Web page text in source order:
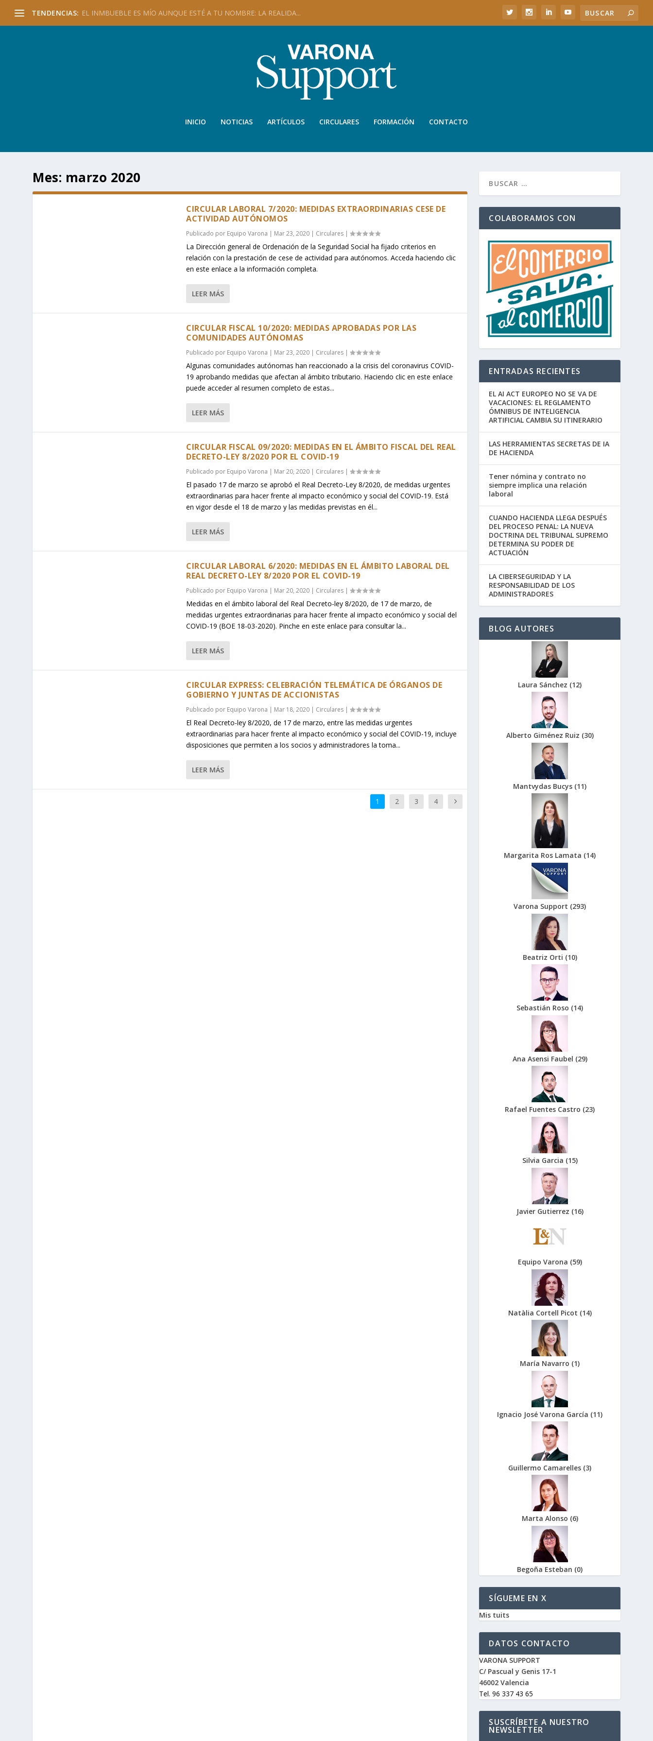
TENDENCIAS: EL INMBUEBLE ES MÍO AUNQUE ESTÉ A TU NOMBRE: LA REALIDA...
INICIO NOTICIAS ARTÍCULOS CIRCULARES FORMACIÓN CONTACTO
Mes: marzo 2020
CIRCULAR LABORAL 7/2020: MEDIDAS EXTRAORDINARIAS CESE DE
ACTIVIDAD AUTÓNOMOS
Publicado por Equipo Varona | Mar 23, 2020 | Circulares |
La Dirección general de Ordenación de la Seguridad Social ha fijado criterios en
relación con la prestación de cese de actividad para autónomos. Acceda haciendo clic
en este enlace a la información completa.
LEER MÁS
CIRCULAR FISCAL 10/2020: MEDIDAS APROBADAS POR LAS
COMUNIDADES AUTÓNOMAS
Publicado por Equipo Varona | Mar 23, 2020 | Circulares |
Algunas comunidades autónomas han reaccionado a la crisis del coronavirus COVID-
19 aprobando medidas que afectan al ámbito tributario. Haciendo clic en este enlace
puede acceder al resumen completo de estas...
LEER MÁS
CIRCULAR FISCAL 09/2020: MEDIDAS EN EL ÁMBITO FISCAL DEL REAL
DECRETO-LEY 8/2020 POR EL COVID-19
Publicado por Equipo Varona | Mar 20, 2020 | Circulares |
El pasado 17 de marzo se aprobó el Real Decreto-Ley 8/2020, de medidas urgentes
extraordinarias para hacer frente al impacto económico y social del COVID-19. Está
en vigor desde el 18 de marzo y las medidas previstas en él...
LEER MÁS
CIRCULAR LABORAL 6/2020: MEDIDAS EN EL ÁMBITO LABORAL DEL
REAL DECRETO-LEY 8/2020 POR EL COVID-19
Publicado por Equipo Varona | Mar 20, 2020 | Circulares |
Medidas en el ámbito laboral del Real Decreto-ley 8/2020, de 17 de marzo, de
medidas urgentes extraordinarias para hacer frente al impacto económico y social del
COVID-19 (BOE 18-03-2020). Pinche en este enlace para consultar la...
LEER MÁS
CIRCULAR EXPRESS: CELEBRACIÓN TELEMÁTICA DE ÓRGANOS DE
GOBIERNO Y JUNTAS DE ACCIONISTAS
Publicado por Equipo Varona | Mar 18, 2020 | Circulares |
El Real Decreto-ley 8/2020, de 17 de marzo, entre las medidas urgentes
extraordinarias para hacer frente al impacto económico y social del COVID-19, incluye
disposiciones que permiten a los socios y administradores la toma...
LEER MÁS
1 2 3 4
COLABORAMOS CON
ENTRADAS RECIENTES
EL AI ACT EUROPEO NO SE VA DE
VACACIONES: EL REGLAMENTO
ÓMNIBUS DE INTELIGENCIA
ARTIFICIAL CAMBIA SU ITINERARIO
LAS HERRAMIENTAS SECRETAS DE IA
DE HACIENDA
Tener nómina y contrato no
siempre implica una relación
laboral
CUANDO HACIENDA LLEGA DESPUÉS
DEL PROCESO PENAL: LA NUEVA
DOCTRINA DEL TRIBUNAL SUPREMO
DETERMINA SU PODER DE
ACTUACIÓN
LA CIBERSEGURIDAD Y LA
RESPONSABILIDAD DE LOS
ADMINISTRADORES
BLOG AUTORES
Laura Sánchez (12)
Alberto Giménez Ruiz (30)
Mantvydas Bucys (11)
Margarita Ros Lamata (14)
Varona Support (293)
Beatriz Orti (10)
Sebastián Roso (14)
Ana Asensi Faubel (29)
Rafael Fuentes Castro (23)
Silvia Garcia (15)
Javier Gutierrez (16)
Equipo Varona (59)
Natàlia Cortell Picot (14)
María Navarro (1)
Ignacio José Varona García (11)
Guillermo Camarelles (3)
Marta Alonso (6)
Begoña Esteban (0)
SÍGUEME EN X
Mis tuits
DATOS CONTACTO
VARONA SUPPORT
C/ Pascual y Genis 17-1
46002 Valencia
Tel. 96 337 43 65
SUSCRÍBETE A NUESTRO
NEWSLETTER